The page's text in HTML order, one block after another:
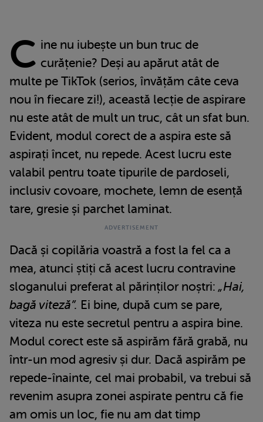
C ine nu iubește un bun truc de
curățenie? Deși au apărut atât de
multe pe TikTok (serios, învățăm câte ceva
nou în fiecare zi!), această lecție de aspirare
nu este atât de mult un truc, cât un sfat bun.
Evident, modul corect de a aspira este să
aspirați încet, nu repede. Acest lucru este
valabil pentru toate tipurile de pardoseli,
inclusiv covoare, mochete, lemn de esență
tare, gresie și parchet laminat.
Dacă și copilăria voastră a fost la fel ca a
mea, atunci știți că acest lucru contravine
sloganului preferat al părinților noștri: „Hai,
bagă viteză”. Ei bine, după cum se pare,
viteza nu este secretul pentru a aspira bine.
Modul corect este să aspirăm fără grabă, nu
într-un mod agresiv și dur. Dacă aspirăm pe
repede-înainte, cel mai probabil, va trebui să
revenim asupra zonei aspirate pentru că fie
am omis un loc, fie nu am dat timp